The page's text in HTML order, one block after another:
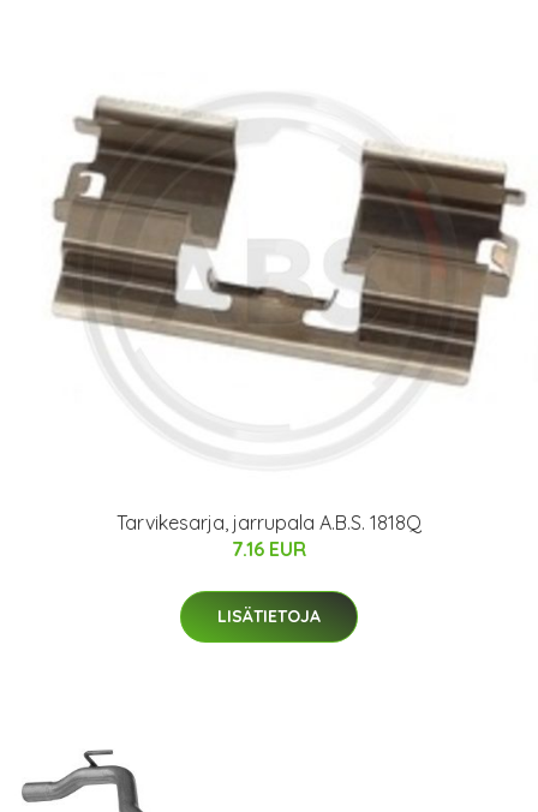
Tarvikesarja, jarrupala A.B.S. 1818Q
7.16 EUR
LISÄTIETOJA